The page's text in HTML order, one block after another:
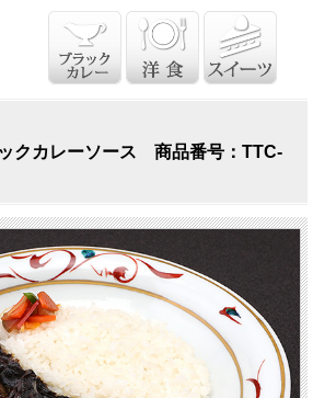
クカレーソース 商品番号：TTC-